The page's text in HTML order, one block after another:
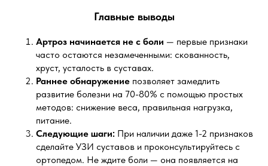
Главные выводы
Артроз начинается не с боли — первые признаки
часто остаются незамеченными: скованность,
хруст, усталость в суставах.
Раннее обнаружение позволяет замедлить
развитие болезни на 70-80% с помощью простых
методов: снижение веса, правильная нагрузка,
питание.
Следующие шаги: При наличии даже 1-2 признаков
сделайте УЗИ суставов и проконсультируйтесь с
ортопедом. Не ждите боли — она появляется на